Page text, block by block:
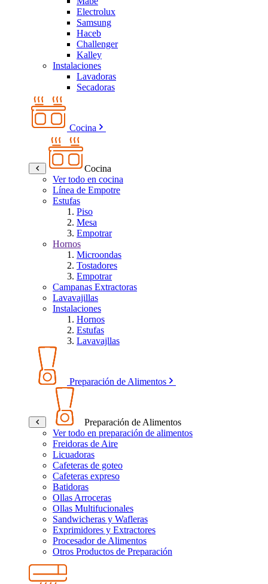
Electrolux
Samsung
Haceb
Challenger
Kalley
Instalaciones
Lavadoras
Secadoras
Cocina
Cocina
Ver todo en cocina
Línea de Empotre
Estufas
Piso
Mesa
Empotrar
Hornos
Microondas
Tostadores
Empotrar
Campanas Extractoras
Lavavajillas
Instalaciones
Hornos
Estufas
Lavavajllas
Preparación de Alimentos
Preparación de Alimentos
Ver todo en preparación de alimentos
Freidoras de Aire
Licuadoras
Cafeteras de goteo
Cafeteras expreso
Batidoras
Ollas Arroceras
Ollas Multifucionales
Sandwicheras y Wafleras
Exprimidores y Extractores
Procesador de Alimentos
Otros Productos de Preparación